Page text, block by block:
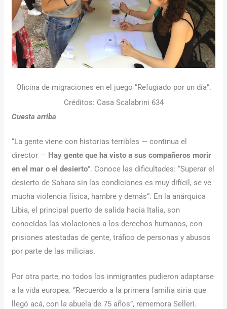
Oficina de migraciones en el juego “Refugiado por un día”.
Créditos: Casa Scalabrini 634
Cuesta arriba
“La gente viene con historias terribles — continua el
director — Hay gente que ha visto a sus compañeros morir
en el mar o el desierto”. Conoce las dificultades: “Superar el
desierto de Sahara sin las condiciones es muy difícil, se ve
mucha violencia física, hambre y demás”. En la anárquica
Libia, el principal puerto de salida hacia Italia, son
conocidas las violaciones a los derechos humanos, con
prisiones atestadas de gente, tráfico de personas y abusos
por parte de las milicias.
Por otra parte, no todos los inmigrantes pudieron adaptarse
a la vida europea. “Recuerdo a la primera familia siria que
llegó acá, con la abuela de 75 años”, rememora Selleri.